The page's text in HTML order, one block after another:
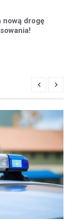
nową drogę